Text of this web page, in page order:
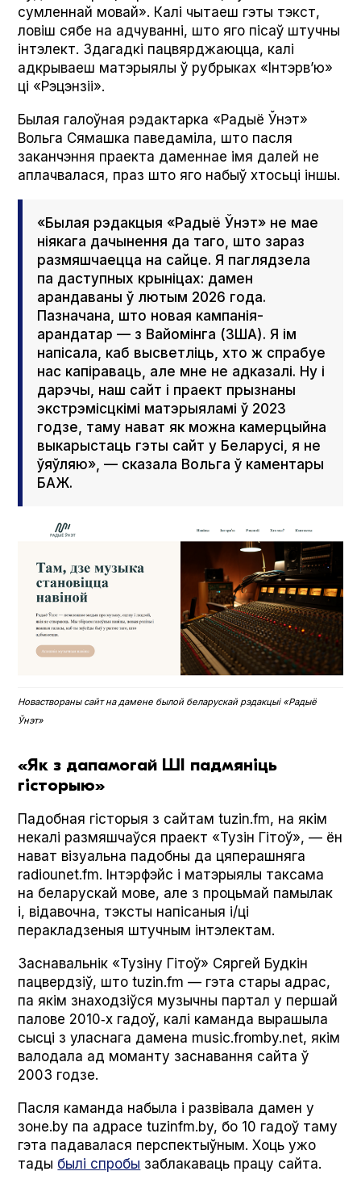
сумленнай мовай». Калі чытаеш гэты тэкст,
ловіш сябе на адчуванні, што яго пісаў штучны
інтэлект. Здагадкі пацвярджаюцца, калі
адкрываеш матэрыялы ў рубрыках «Інтэрв’ю»
ці «Рэцэнзіі».
Былая галоўная рэдактарка «Радыё Ўнэт»
Вольга Сямашка паведаміла, што пасля
заканчэння праекта даменнае імя далей не
аплачвалася, праз што яго набыў хтосьці іншы.
«Былая рэдакцыя «Радыё Ўнэт» не мае
ніякага дачынення да таго, што зараз
размяшчаецца на сайце. Я паглядзела
па даступных крыніцах: дамен
арандаваны ў лютым 2026 года.
Пазначана, што новая кампанія-
арандатар — з Вайомінга (ЗША). Я ім
напісала, каб высветліць, хто ж спрабуе
нас капіраваць, але мне не адказалі. Ну і
дарэчы, наш сайт і праект прызнаны
экстрэмісцкімі матэрыяламі ў 2023
годзе, таму нават як можна камерцыйна
выкарыстаць гэты сайт у Беларусі, я не
ўяўляю», — сказала Вольга ў каментары
БАЖ.
Новаствораны сайт на дамене былой беларускай рэдакцыі «Радыё
Ўнэт»
«Як з дапамогай ШІ падмяніць
гісторыю»
Падобная гісторыя з сайтам tuzin.fm, на якім
некалі размяшчаўся праект «Тузін Гітоў», — ён
нават візуальна падобны да цяперашняга
radiounet.fm. Інтэрфэйс і матэрыялы таксама
на беларускай мове, але з процьмай памылак
і, відавочна, тэксты напісаныя і/ці
перакладзеныя штучным інтэлектам.
Заснавальнік «Тузіну Гітоў» Сяргей Будкін
пацвердзіў, што tuzin.fm — гэта стары адрас,
па якім знаходзіўся музычны партал у першай
палове 2010‑х гадоў, калі каманда вырашыла
сысці з уласнага дамена music.fromby.net, якім
валодала ад моманту заснавання сайта ў
2003 годзе.
Пасля каманда набыла і развівала дамен у
зоне.by па адрасе tuzinfm.by, бо 10 гадоў таму
гэта падавалася перспектыўным. Хоць ужо
тады былі спробы заблакаваць працу сайта.